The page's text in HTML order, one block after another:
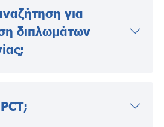
για
διπλωμάτων